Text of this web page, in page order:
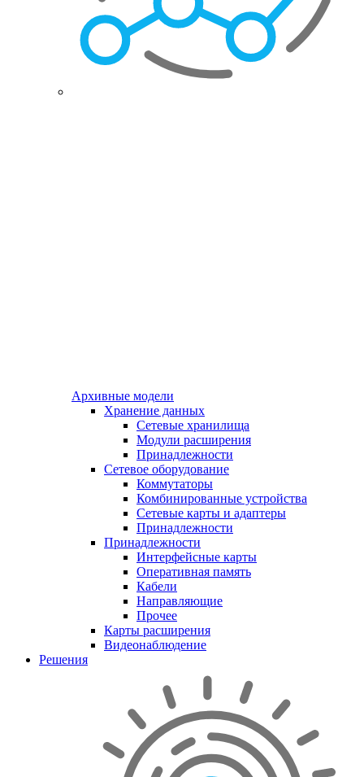
Архивные модели
Хранение данных
Сетевые хранилища
Модули расширения
Принадлежности
Сетевое оборудование
Коммутаторы
Комбинированные устройства
Сетевые карты и адаптеры
Принадлежности
Принадлежности
Интерфейсные карты
Оперативная память
Кабели
Направляющие
Прочее
Карты расширения
Видеонаблюдение
Решения